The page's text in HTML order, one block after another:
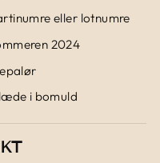
eller lotnumre
2024
i bomuld